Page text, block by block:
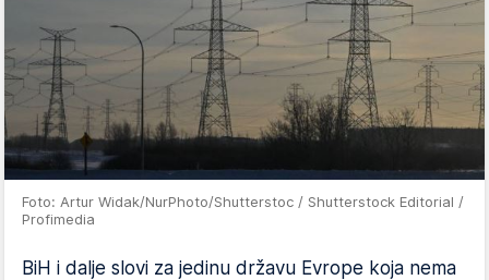
Foto: Artur Widak/NurPhoto/Shutterstoc / Shutterstock Editorial /
Profimedia
BiH i dalje slovi za jedinu državu Evrope koja nema